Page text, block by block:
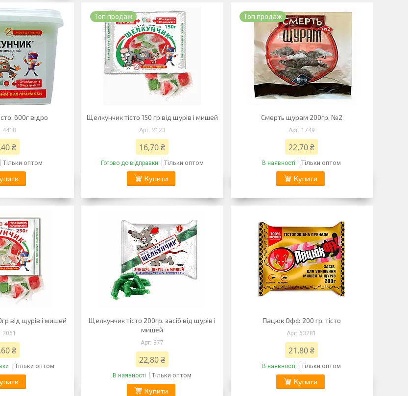
600г відро
4418
₴
Тільки оптом
Топ продаж
Щелкунчик тісто 150 гр від щурів і мишей
2123
16,70 ₴
Готово до відправки Тільки оптом
Купити
Топ продаж
Смерть щурам 200гр. №2
1749
22,70 ₴
В наявності Тільки оптом
Купити
від щурів і мишей
2061
₴
Тільки оптом
Щелкунчик тісто 200гр. засіб від щурів і
мишей
377
22,80 ₴
В наявності Тільки оптом
Купити
Пацюк Офф 200 гр. тісто
63281
21,80 ₴
В наявності Тільки оптом
Купити